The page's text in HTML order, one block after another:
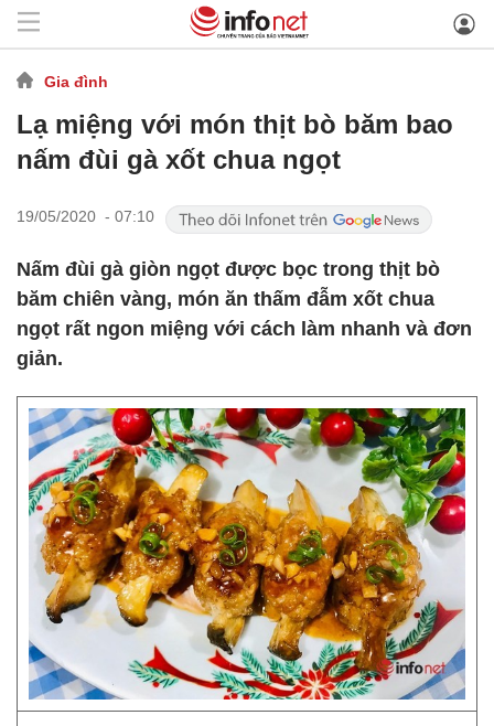
Gia đình
Lạ miệng với món thịt bò băm bao
nấm đùi gà xốt chua ngọt
19/05/2020 - 07:10
Nấm đùi gà giòn ngọt được bọc trong thịt bò
băm chiên vàng, món ăn thấm đẫm xốt chua
ngọt rất ngon miệng với cách làm nhanh và đơn
giản.